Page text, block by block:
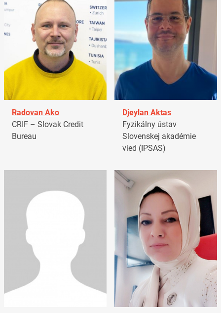
Radovan Ako
CRIF – Slovak Credit
Bureau
Djeylan Aktas
Fyzikálny ústav
Slovenskej akadémie
vied (IPSAS)